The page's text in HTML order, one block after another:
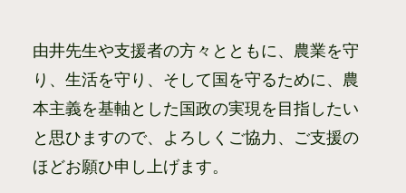
由井先生や支援者の方々とともに、農業を守
り、生活を守り、そして国を守るために、農
本主義を基軸とした国政の実現を目指したい
と思ひますので、よろしくご協力、ご支援の
ほどお願ひ申し上げます。